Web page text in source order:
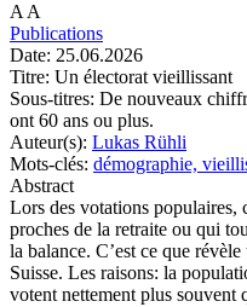
A A
Publications
Date: 25.06.2026
Titre: Un électorat vieillissant
Sous-titres: De nouveaux
ont 60 ans ou plus.
Auteur(s): Lukas Rühli
Mots-clés: démographie,
Abstract
Lors des votations populaires,
proches de la retraite ou qui
la balance. C’est ce que
Suisse. Les raisons: la
votent nettement plus souvent